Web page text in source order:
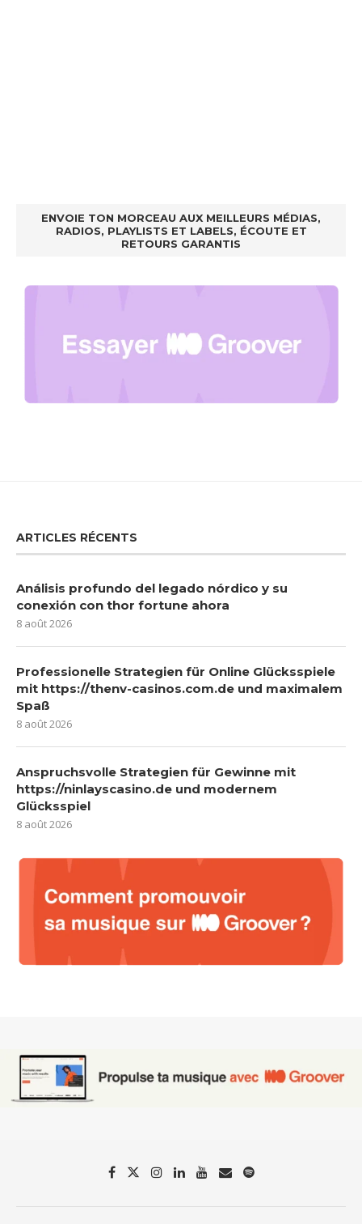
ENVOIE TON MORCEAU AUX MEILLEURS MÉDIAS,
RADIOS, PLAYLISTS ET LABELS, ÉCOUTE ET
RETOURS GARANTIS
ARTICLES RÉCENTS
Análisis profundo del legado nórdico y su
conexión con thor fortune ahora
8 août 2026
Professionelle Strategien für Online Glücksspiele
mit https://thenv-casinos.com.de und maximalem
Spaß
8 août 2026
Anspruchsvolle Strategien für Gewinne mit
https://ninlayscasino.de und modernem
Glücksspiel
8 août 2026